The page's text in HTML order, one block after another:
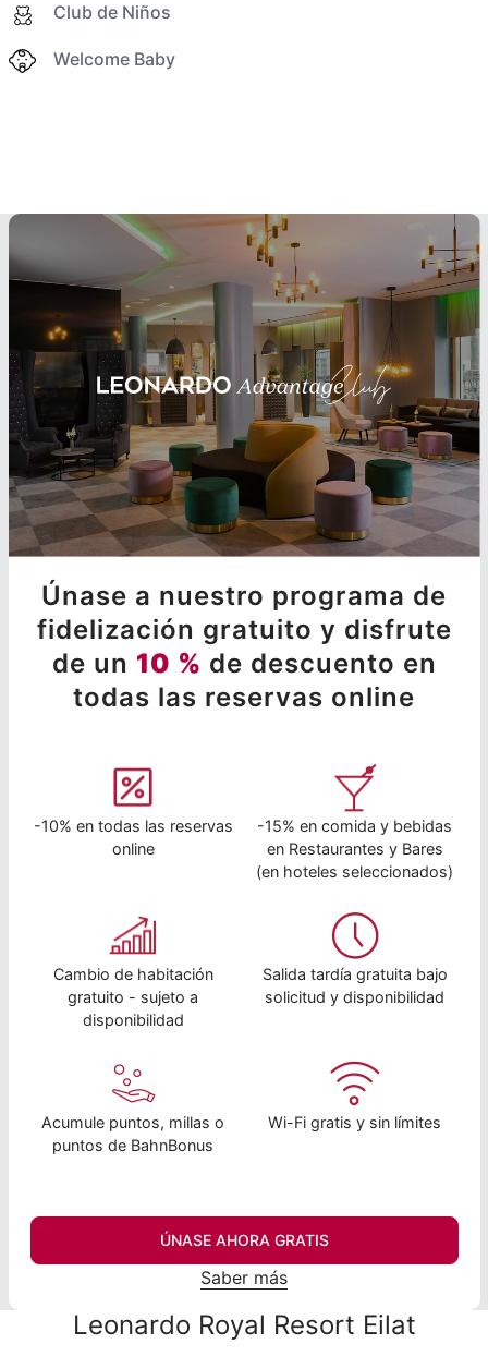
Club de Niños
Welcome Baby
Únase a nuestro programa de
fidelización gratuito y disfrute
de un 10 % de descuento en
todas las reservas online
-10% en todas las reservas
online
-15% en comida y bebidas
en Restaurantes y Bares
(en hoteles seleccionados)
Cambio de habitación
gratuito - sujeto a
disponibilidad
Salida tardía gratuita bajo
solicitud y disponibilidad
Acumule puntos, millas o
puntos de BahnBonus
Wi-Fi gratis y sin límites
ÚNASE AHORA GRATIS
Saber más
Leonardo Royal Resort Eilat